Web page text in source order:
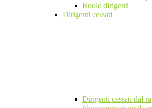
Ruolo dirigenti
Dirigenti cessati
Dirigenti cessati dal